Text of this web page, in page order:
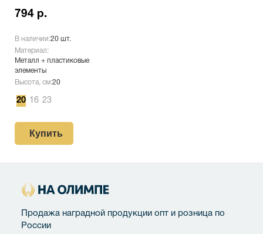
794 р.
В наличии:20 шт.
Материал:
Металл + пластиковые
элементы
Высота, см:20
20 16 23
Купить
Продажа наградной продукции опт и розница по
России